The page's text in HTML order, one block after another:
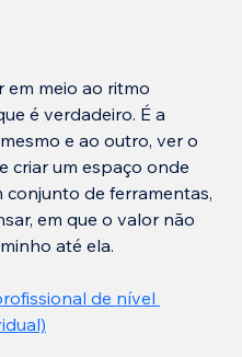
em meio ao ritmo
é verdadeiro. É a
e ao outro, ver o
criar um espaço onde
conjunto de ferramentas,
em que o valor não
até ela.
de nível